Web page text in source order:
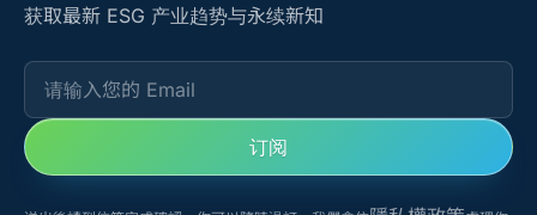
获取最新 ESG 产业趋势与永续新知
请输入您的 Email
订阅